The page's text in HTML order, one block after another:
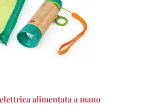
alimentata a mano